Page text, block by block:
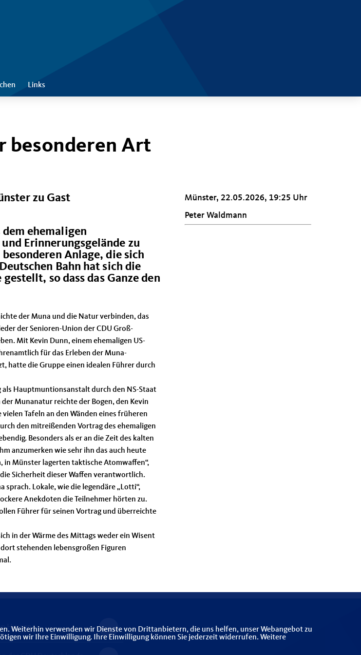
Links
besonderen Art
zu Gast
ehemaligen
Erinnerungsgelände zu
Anlage, die sich
Bahn hat sich die
so dass das Ganze den
der Muna und die Natur verbinden, das
der Senioren-Union der CDU Groß-
Mit Kevin Dunn, einem ehemaligen US-
für das Erleben der Muna-
hatte die Gruppe einen idealen Führer durch
als Hauptmuntionsanstalt durch den NS-Staat
der Munanatur reichte der Bogen, den Kevin
vielen Tafeln an den Wänden eines früheren
den mitreißenden Vortrag des ehemaligen
Besonders als er an die Zeit des kalten
anzumerken wie sehr ihn das auch heute
in Münster lagerten taktische Atomwaffen“,
Sicherheit dieser Waffen verantwortlich.
sprach. Lokale, wie die legendäre „Lotti“,
Anekdoten die Teilnehmer hörten zu.
Führer für seinen Vortrag und überreichte
in der Wärme des Mittags weder ein Wisent
stehenden lebensgroßen Figuren
Münster, 22.05.2026, 19:25 Uhr
Peter Waldmann
Hessen
Weiterhin verwenden wir Dienste von Drittanbietern, die uns helfen, unser Webangebot zu
wir Ihre Einwilligung. Ihre Einwilligung können Sie jederzeit widerrufen. Weitere